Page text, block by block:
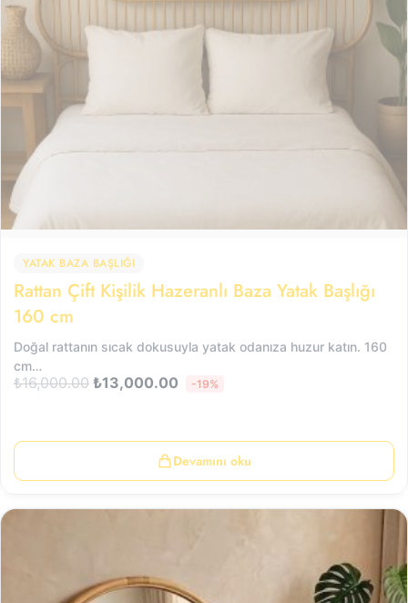
YATAK BAZA BAŞLIĞI
Rattan Çift Kişilik Hazeranlı Baza Yatak Başlığı
160 cm
Doğal rattanın sıcak dokusuyla yatak odanıza huzur katın. 160
cm…
₺16,000.00 ₺13,000.00 -19%
Devamını oku